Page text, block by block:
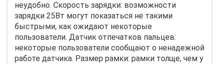
неудобно. Скорость зарядки: возможности
зарядки 25Вт могут показаться не такими
быстрыми, как ожидают некоторые
пользователи. Датчик отпечатков пальцев:
некоторые пользователи сообщают о ненадежной
работе датчика. Размер рамки: рамки толще, чем у